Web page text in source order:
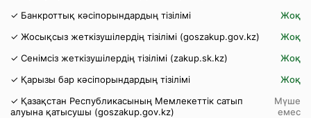
✓ Банкроттық кәсіпорындардың тізілімі
Жоқ
✓ Жосықсыз жеткізушілердің тізілімі (goszakup.gov.kz)
Жоқ
✓ Сенімсіз жеткізушілердің тізілімі (zakup.sk.kz)
Жоқ
✓ Қарызы бар кәсіпорындардың тізілімі
Жоқ
✓ Қазақстан Республикасының Мемлекеттік сатып
алуына қатысушы (goszakup.gov.kz)
Мүше
емес